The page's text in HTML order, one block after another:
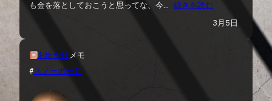
も金を落としておこうと思ってな、今… 続きを読む
3月5日
お出かけ メモ
#スノーボード